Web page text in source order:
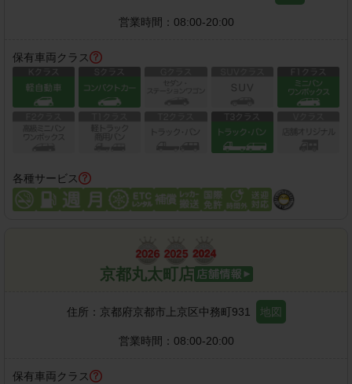
営業時間： 08:00-20:00
保有車両クラス
各種サービス
京都丸太町店
住所： 京都府京都市上京区中務町931 地図
営業時間： 08:00-20:00
保有車両クラス